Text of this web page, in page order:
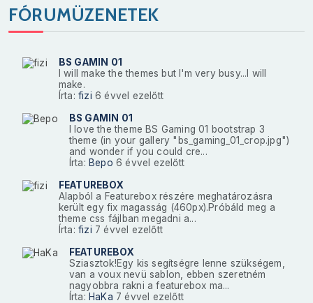
FÓRUMÜZENETEK
BS GAMIN 01
I will make the themes but I'm very busy...I will
make.
Írta:fizi 6 évvel ezelőtt
BS GAMIN 01
I love the theme BS Gaming 01 bootstrap 3
theme (in your gallery "bs_gaming_01_crop.jpg")
and wonder if you could cre...
Írta: Bepo 6 évvel ezelőtt
FEATUREBOX
Alapból a Featurebox részére meghatározásra
került egy fix magasság (460px).Próbáld meg a
theme css fájlban megadni a...
Írta:fizi 7 évvel ezelőtt
FEATUREBOX
Sziasztok!Egy kis segítségre lenne szükségem,
van a voux nevü sablon, ebben szeretném
nagyobbra rakni a featurebox ma...
Írta: HaKa 7 évvel ezelőtt